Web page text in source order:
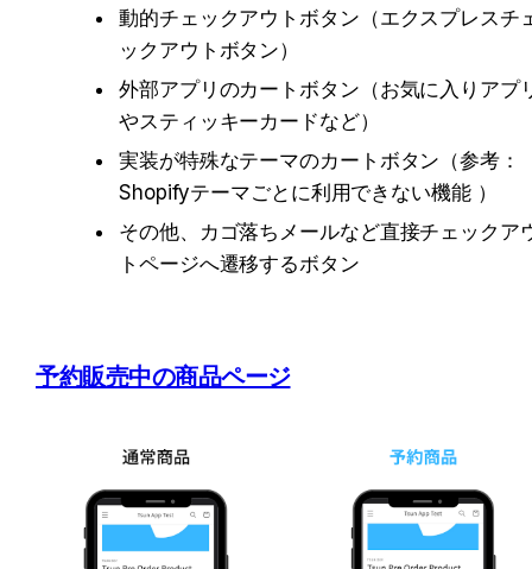
動的チェックアウトボタン（エクスプレスチ
ックアウトボタン）
外部アプリのカートボタン（お気に入りアプ
やスティッキーカードなど）
実装が特殊なテーマのカートボタン（参考：
Shopifyテーマごとに利用できない機能 ）
その他、カゴ落ちメールなど直接チェックア
トページへ遷移するボタン
予約販売中の商品ページ